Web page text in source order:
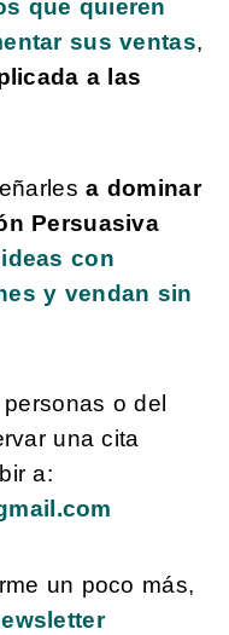
que quieren
sus ventas,
a las
a dominar
Persuasiva
con
y vendan sin
o del
una cita
a:
un poco más,